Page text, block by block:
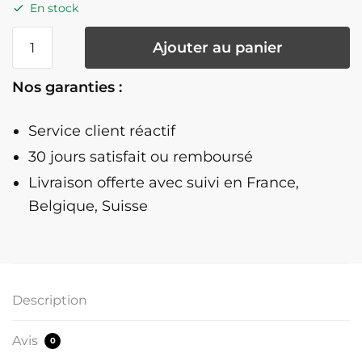
En stock
Bateau
Ajouter au panier
Nos garanties :
Service client réactif
30 jours satisfait ou remboursé
Livraison offerte avec suivi en France,
Belgique, Suisse
Description
Avis 0